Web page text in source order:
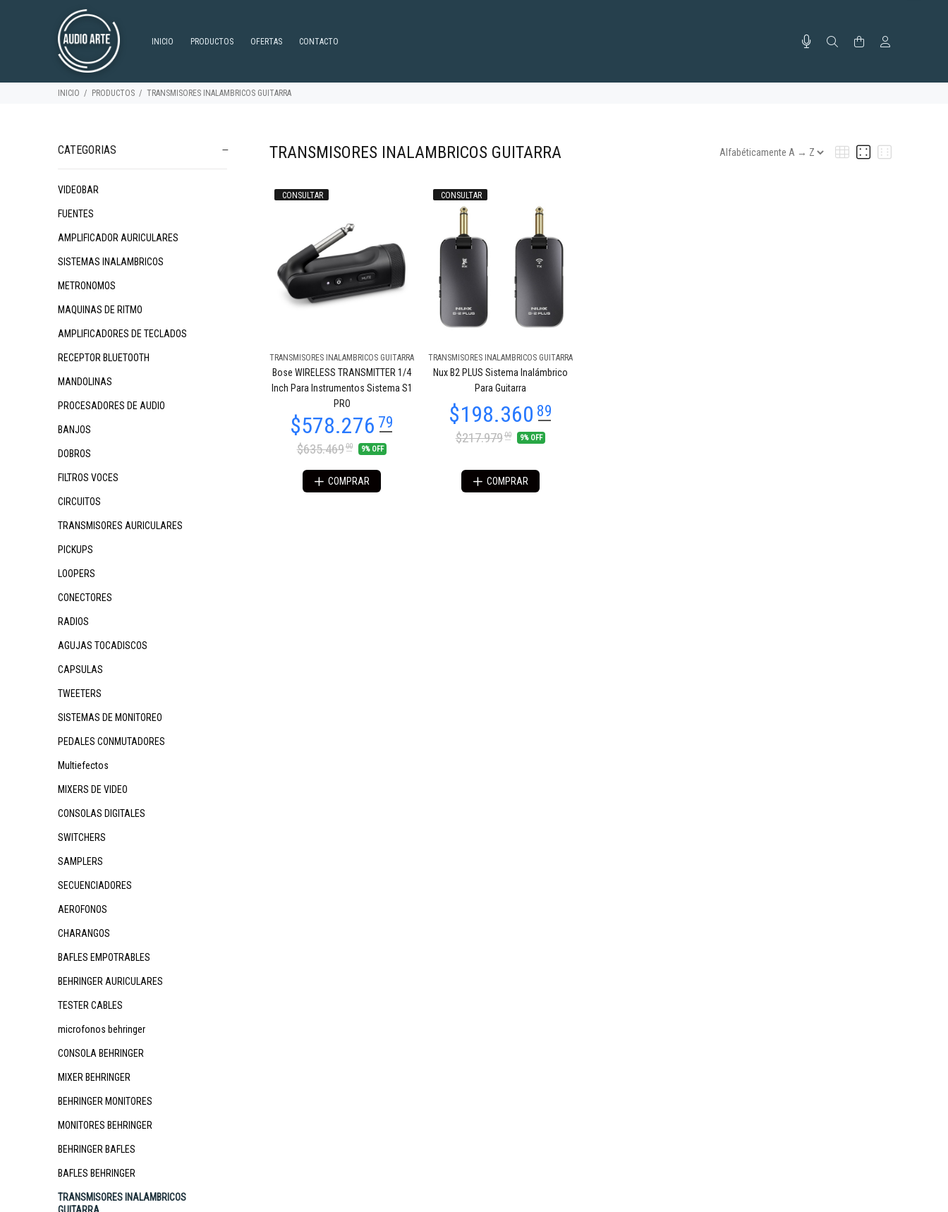
INICIO PRODUCTOS OFERTAS CONTACTO
INICIO PRODUCTOS TRANSMISORES INALAMBRICOS GUITARRA
CATEGORIAS
VIDEOBAR
FUENTES
AMPLIFICADOR AURICULARES
SISTEMAS INALAMBRICOS
METRONOMOS
MAQUINAS DE RITMO
AMPLIFICADORES DE TECLADOS
RECEPTOR BLUETOOTH
MANDOLINAS
PROCESADORES DE AUDIO
BANJOS
DOBROS
FILTROS VOCES
CIRCUITOS
TRANSMISORES AURICULARES
PICKUPS
LOOPERS
CONECTORES
RADIOS
AGUJAS TOCADISCOS
CAPSULAS
TWEETERS
SISTEMAS DE MONITOREO
PEDALES CONMUTADORES
Multiefectos
MIXERS DE VIDEO
CONSOLAS DIGITALES
SWITCHERS
SAMPLERS
SECUENCIADORES
AEROFONOS
CHARANGOS
BAFLES EMPOTRABLES
BEHRINGER AURICULARES
TESTER CABLES
microfonos behringer
CONSOLA BEHRINGER
MIXER BEHRINGER
BEHRINGER MONITORES
MONITORES BEHRINGER
BEHRINGER BAFLES
BAFLES BEHRINGER
TRANSMISORES INALAMBRICOS
TRANSMISORES INALAMBRICOS GUITARRA
CONSULTAR
TRANSMISORES INALAMBRICOS GUITARRA
Bose WIRELESS TRANSMITTER 1/4
Inch Para Instrumentos Sistema S1
PRO
$635.46900 9% OFF
COMPRAR
CONSULTAR
TRANSMISORES INALAMBRICOS GUITARRA
Nux B2 PLUS Sistema Inalámbrico
Para Guitarra
$217.97900 9% OFF
COMPRAR